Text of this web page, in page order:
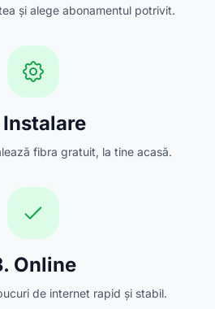
și alege abonamentul potrivit.
Instalare
fibra gratuit, la tine acasă.
Online
de internet rapid și stabil.